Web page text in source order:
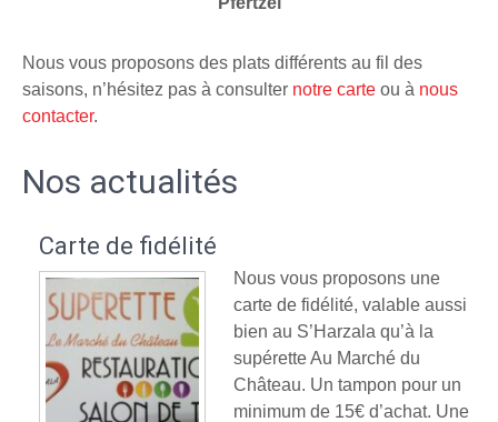
Nous vous proposons des plats différents au fil des
saisons, n’hésitez pas à consulter notre carte ou à nous
contacter.
Nos actualités
Carte de fidélité
Nous vous proposons une
carte de fidélité, valable aussi
bien au S’Harzala qu’à la
supérette Au Marché du
Château. Un tampon pour un
minimum de 15€ d’achat. Une